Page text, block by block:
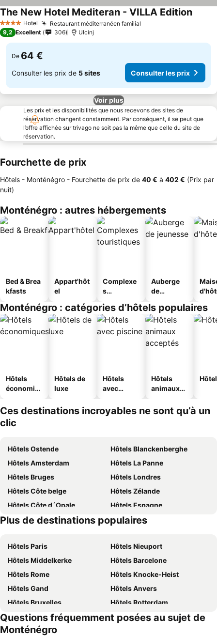
4 Étoiles Hotel Restaurant méditerranéen familial
The New Hotel Mediteran - VILLA Edition
9,2 Excellent 306 Ulcinj
De 64 €
Consulter les prix de 5 sites Consulter les prix
Voir plus
Les prix et les disponibilités que nous recevons des sites de
réservation changent constamment. Par conséquent, il se peut que
l’offre affichée sur trivago ne soit pas la même que celle du site de
réservation.
Fourchette de prix
Hôtels - Monténégro - Fourchette de prix de ‎40 € à ‎402 € (Prix par
nuit)
Monténégro : autres hébergements
Bed & Brea
kfasts
Appart'hôt
el
Complexe
s
s
Auberge
de
Monténégro : catégories d’hôtels populaires
Hôtels
économiq
Hôtels de
luxe
Hôtels
avec
Hôtels
animaux
Ces destinations incroyables ne sont qu’à un
clic
Hôtels Ostende
Hôtels Blanckenberghe
Hôtels Amsterdam
Hôtels La Panne
Hôtels Bruges
Hôtels Londres
Hôtels Côte belge
Hôtels Zélande
Hôtels Côte d´Opale
Hôtels Espagne
Hôtels Belgique
Hôtels Ardennes belges
Plus de destinations populaires
Hôtels Paris
Hôtels Nieuport
Hôtels Middelkerke
Hôtels Barcelone
Hôtels Rome
Hôtels Knocke-Heist
Hôtels Gand
Hôtels Anvers
Hôtels Bruxelles
Hôtels Rotterdam
Hôtels Maastricht
Hôtels Durbuy
Hôtels Hasselt
Questions fréquemment posées au sujet de
Monténégro